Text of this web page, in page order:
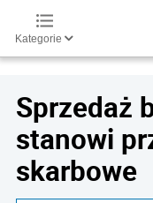
Kategorie
Sprzedaż
stanowi
skarbowe